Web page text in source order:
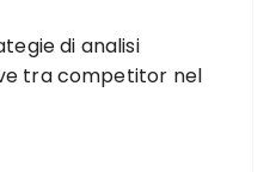
di analisi
tra competitor nel